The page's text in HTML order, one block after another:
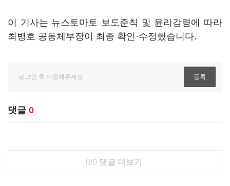
이 기사는 뉴스토마토 보도준칙 및 윤리강령에 따라
최병호 공동체부장이 최종 확인·수정했습니다.
댓글 0
0/0 댓글 더보기